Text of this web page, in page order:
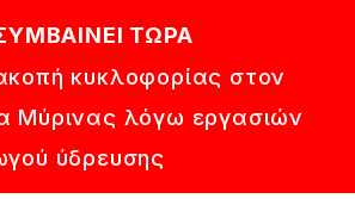
ΤΩΡΑ
κυκλοφορίας στον
Μύρινας λόγω εργασιών
ύδρευσης